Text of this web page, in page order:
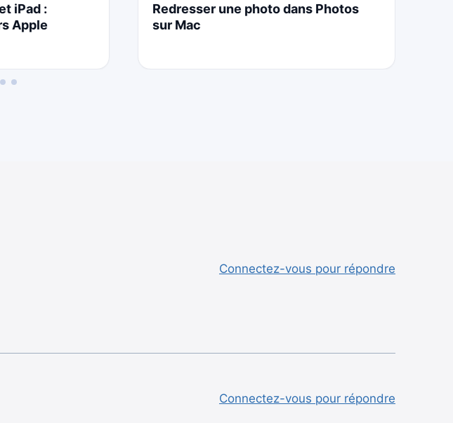
iPad :
Apple
Redresser une photo dans Photos
sur Mac
Connectez-vous pour répondre
Connectez-vous pour répondre